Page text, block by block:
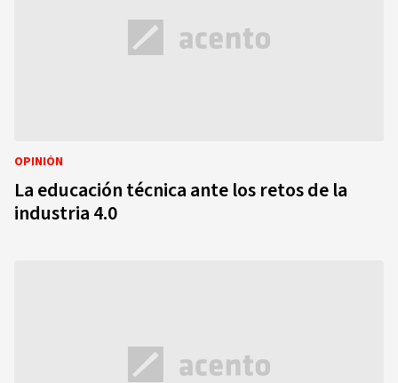
OPINIÓN
La educación técnica ante los retos de la
industria 4.0